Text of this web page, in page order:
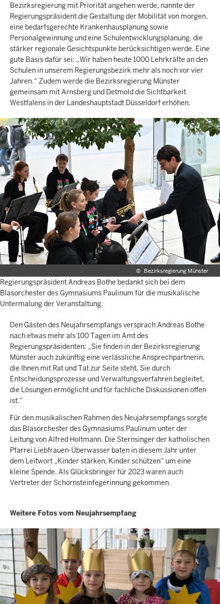
Bezirksregierung mit Priorität angehen werde, nannte der
Regierungspräsident die Gestaltung der Mobilität von morgen,
eine bedarfsgerechte Krankenhausplanung sowie
Personalgewinnung und eine Schulentwicklungsplanung, die
stärker regionale Gesichtspunkte berücksichtigen werde. Eine
gute Basis dafür sei: „Wir haben heute 1000 Lehrkräfte an den
Schulen in unserem Regierungsbezirk mehr als noch vor vier
Jahren.“ Zudem werde die Bezirksregierung Münster
gemeinsam mit Arnsberg und Detmold die Sichtbarkeit
Westfalens in der Landeshauptstadt Düsseldorf erhöhen.
© Bezirksregierung Münster
Regierungspräsident Andreas Bothe bedankt sich bei dem
Blasorchester des Gymnasiums Paulinum für die musikalische
Untermalung der Veranstaltung.
Den Gästen des Neujahrsempfangs versprach Andreas Bothe
nach etwas mehr als 100 Tagen im Amt des
Regierungspräsidenten: „Sie finden in der Bezirksregierung
Münster auch zukünftig eine verlässliche Ansprechpartnerin,
die Ihnen mit Rat und Tat zur Seite steht, Sie durch
Entscheidungsprozesse und Verwaltungsverfahren begleitet,
die Lösungen ermöglicht und für fachliche Diskussionen offen
ist.“
Für den musikalischen Rahmen des Neujahrsempfangs sorgte
das Blasorchester des Gymnasiums Paulinum unter der
Leitung von Alfred Holtmann. Die Sternsinger der katholischen
Pfarrei Liebfrauen-Überwasser baten in diesem Jahr unter
dem Leitwort „Kinder stärken, Kinder schützen“ um eine
kleine Spende. Als Glücksbringer für 2023 waren auch
Vertreter der Schornsteinfegerinnung gekommen.
Weitere Fotos vom Neujahrsempfang
Navigationshinweise
Galerie
Benutze
nächsten
Element
Pfeiltasten
links